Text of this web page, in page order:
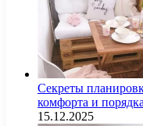
Секреты
комфорта и порядка
15.12.2025